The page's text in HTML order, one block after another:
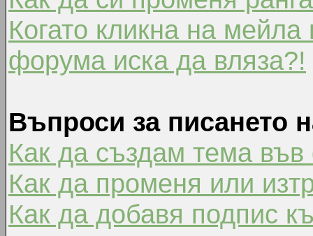
Когато кликна на
форума иска да вляза?!
Въпроси за писането
Как да създам тема
Как да променя или
Как да добавя подпис